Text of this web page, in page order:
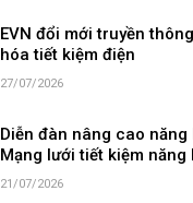
EVN đổi mới truyền
hóa tiết kiệm điện
27/07/2026
Diễn đàn nâng cao
Mạng lưới tiết kiệm năng
21/07/2026